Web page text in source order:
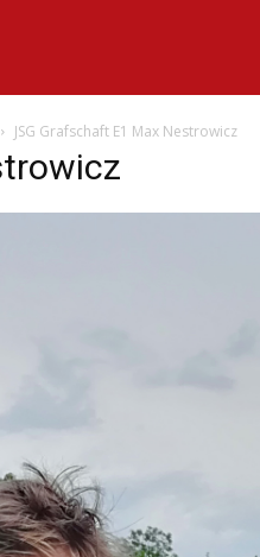
JSG Grafschaft E1 Max Nestrowicz